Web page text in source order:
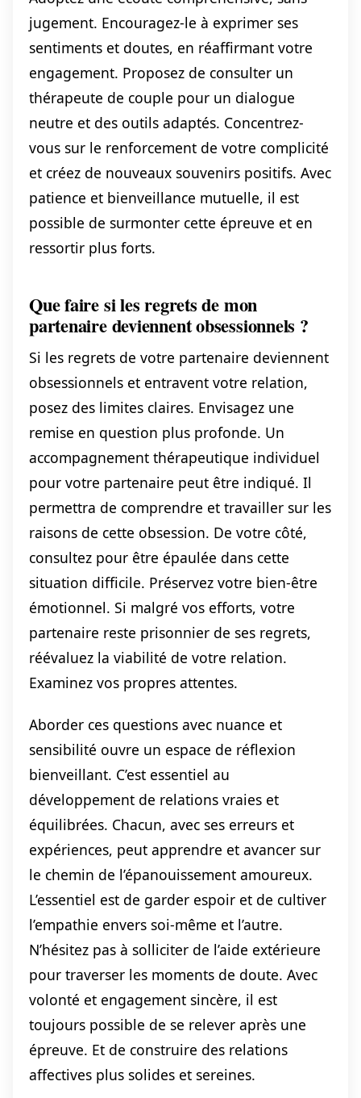
jugement. Encouragez-le à exprimer ses
sentiments et doutes, en réaffirmant votre
engagement. Proposez de consulter un
thérapeute de couple pour un dialogue
neutre et des outils adaptés. Concentrez-
vous sur le renforcement de votre complicité
et créez de nouveaux souvenirs positifs. Avec
patience et bienveillance mutuelle, il est
possible de surmonter cette épreuve et en
ressortir plus forts.
Que faire si les regrets de mon
partenaire deviennent obsessionnels ?
Si les regrets de votre partenaire deviennent
obsessionnels et entravent votre relation,
posez des limites claires. Envisagez une
remise en question plus profonde. Un
accompagnement thérapeutique individuel
pour votre partenaire peut être indiqué. Il
permettra de comprendre et travailler sur les
raisons de cette obsession. De votre côté,
consultez pour être épaulée dans cette
situation difficile. Préservez votre bien-être
émotionnel. Si malgré vos efforts, votre
partenaire reste prisonnier de ses regrets,
réévaluez la viabilité de votre relation.
Examinez vos propres attentes.
Aborder ces questions avec nuance et
sensibilité ouvre un espace de réflexion
bienveillant. C’est essentiel au
développement de relations vraies et
équilibrées. Chacun, avec ses erreurs et
expériences, peut apprendre et avancer sur
le chemin de l’épanouissement amoureux.
L’essentiel est de garder espoir et de cultiver
l’empathie envers soi-même et l’autre.
N’hésitez pas à solliciter de l’aide extérieure
pour traverser les moments de doute. Avec
volonté et engagement sincère, il est
toujours possible de se relever après une
épreuve. Et de construire des relations
affectives plus solides et sereines.